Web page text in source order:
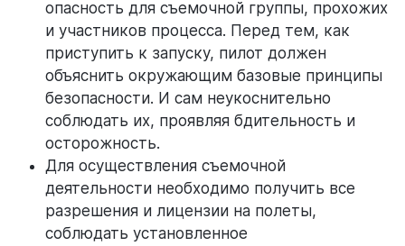
опасность для съемочной группы, прохожих
и участников процесса. Перед тем, как
приступить к запуску, пилот должен
объяснить окружающим базовые принципы
безопасности. И сам неукоснительно
соблюдать их, проявляя бдительность и
осторожность.
Для осуществления съемочной
деятельности необходимо получить все
разрешения и лицензии на полеты,
соблюдать установленное